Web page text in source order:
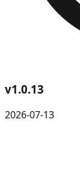
v1.0.13
2026-07-13